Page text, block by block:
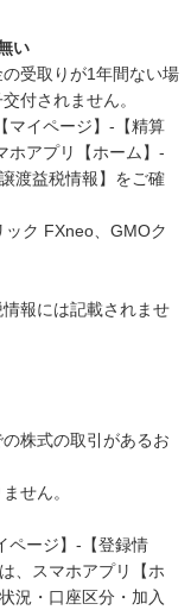
い
受取りが1年間ない場
付されません。
マイページ】-【精算
ホアプリ【ホーム】-
渡益税情報】をご確
ク FXneo、GMOク
報には記載されませ
株式の取引があるお
せん。
ページ】-【登録情
、スマホアプリ【ホ
況・口座区分・加入